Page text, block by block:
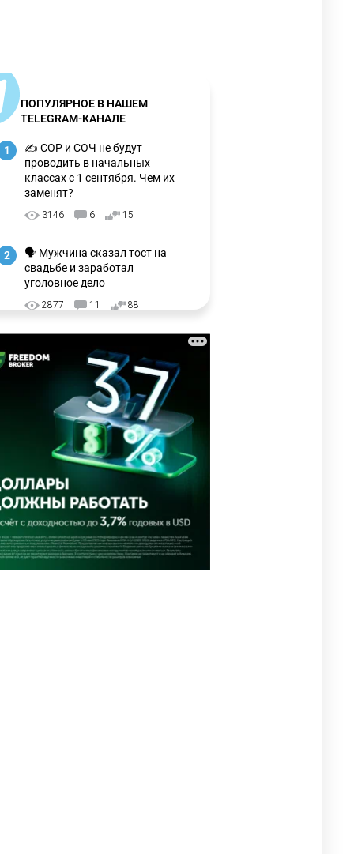
ПОПУЛЯРНОЕ В НАШЕМ
TELEGRAM-КАНАЛЕ
1
✍️ СОР и СОЧ не будут
проводить в начальных
классах с 1 сентября. Чем их
заменят?
3146 6 15
2
🗣 Мужчина сказал тост на
свадьбе и заработал
уголовное дело
2877 11 88
Переписку из телефона
Нурай Серикбай в день
похищения зачитали в суде
2827 0 19
⚠️ Доброе утро, друзья!
Предлагаем обзор главных
новостей за 4 августа
2695 0 1
5
🗣Глава государства
направил телеграмму
соболезнования родным и